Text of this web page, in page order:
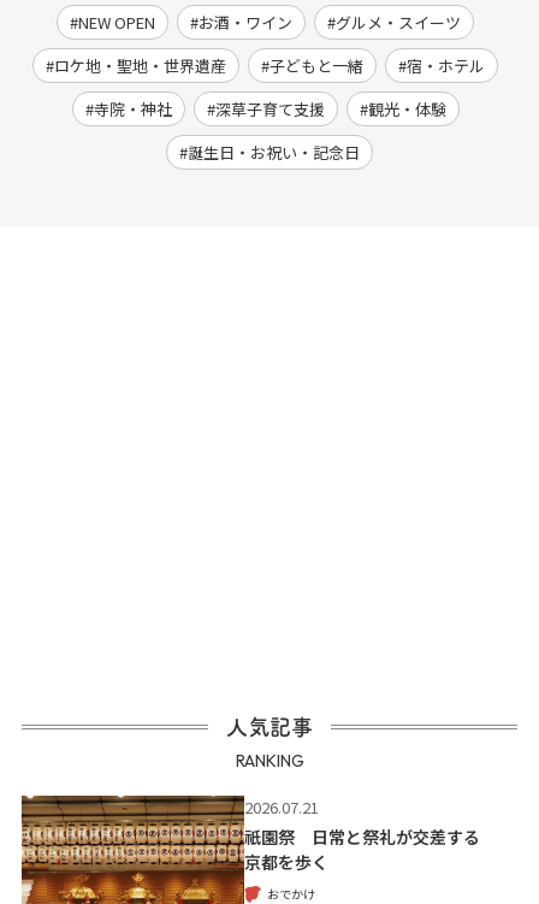
NEW OPEN お酒・ワイン
グルメ・スイーツ
ロケ地・聖地・世界遺産
子どもと一緒
宿・ホテル
寺院・神社
深草子育て支援
観光・体験
誕生日・お祝い・記念日
人気記事
RANKING
2026.07.21
祇園祭 日常と祭礼が交差する
京都を歩く
おでかけ